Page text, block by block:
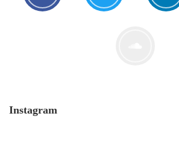
Instagram